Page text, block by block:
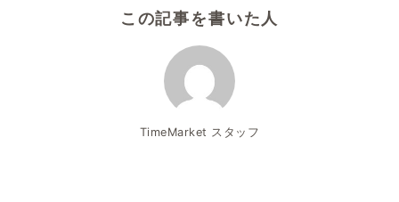
この記事を書いた人
TimeMarket スタッフ